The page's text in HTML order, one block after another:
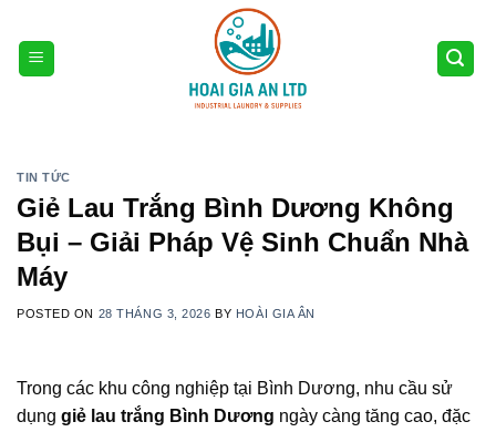
content
TIN TỨC
Giẻ Lau Trắng Bình Dương Không
Bụi – Giải Pháp Vệ Sinh Chuẩn Nhà
Máy
POSTED ON 28 THÁNG 3, 2026 BY HOÀI GIA ÂN
Trong các khu công nghiệp tại Bình Dương, nhu cầu sử
dụng giẻ lau trắng Bình Dương ngày càng tăng cao, đặc